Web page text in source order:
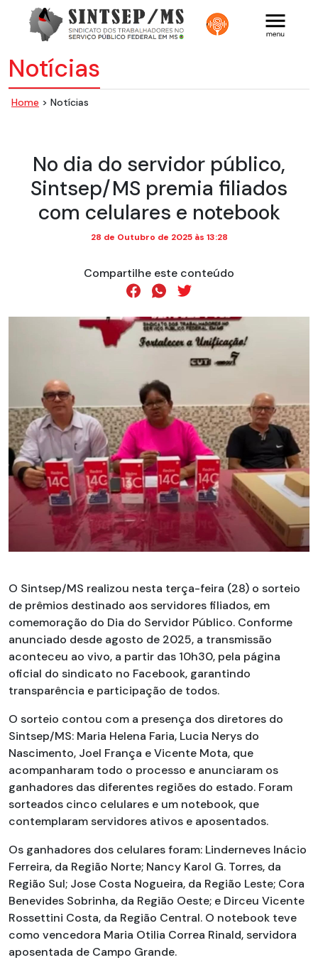
Notícias
Home > Notícias
No dia do servidor público,
Sintsep/MS premia filiados
com celulares e notebook
28 de Outubro de 2025 às 13:28
Compartilhe este conteúdo
O Sintsep/MS realizou nesta terça-feira (28) o sorteio
de prêmios destinado aos servidores filiados, em
comemoração do Dia do Servidor Público. Conforme
anunciado desde agosto de 2025, a transmissão
aconteceu ao vivo, a partir das 10h30, pela página
oficial do sindicato no Facebook, garantindo
transparência e participação de todos.
O sorteio contou com a presença dos diretores do
Sintsep/MS: Maria Helena Faria, Lucia Nerys do
Nascimento, Joel França e Vicente Mota, que
acompanharam todo o processo e anunciaram os
ganhadores das diferentes regiões do estado. Foram
sorteados cinco celulares e um notebook, que
contemplaram servidores ativos e aposentados.
Os ganhadores dos celulares foram: Linderneves Inácio
Ferreira, da Região Norte; Nancy Karol G. Torres, da
Região Sul; Jose Costa Nogueira, da Região Leste; Cora
Benevides Sobrinha, da Região Oeste; e Dirceu Vicente
Rossettini Costa, da Região Central. O notebook teve
como vencedora Maria Otilia Correa Rinald, servidora
aposentada de Campo Grande.